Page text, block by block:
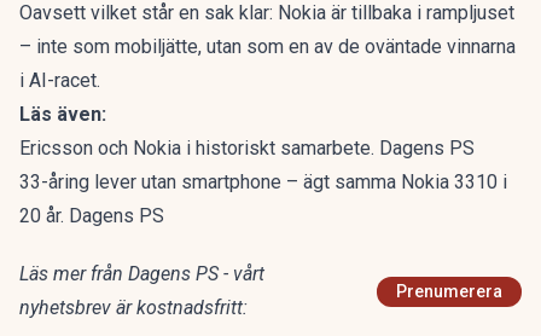
Oavsett vilket står en sak klar: Nokia är tillbaka i rampljuset
– inte som mobiljätte, utan som en av de oväntade vinnarna
i AI-racet.
Läs även:
Ericsson och Nokia i historiskt samarbete. Dagens PS
33-åring lever utan smartphone – ägt samma Nokia 3310 i
20 år. Dagens PS
Läs mer från Dagens PS - vårt
nyhetsbrev är kostnadsfritt:
Prenumerera